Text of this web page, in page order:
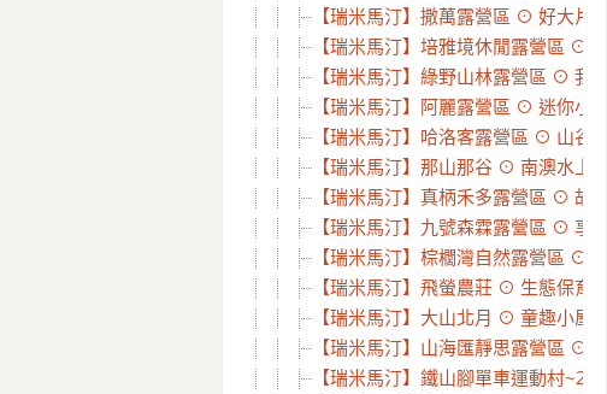
【瑞米馬汀】撒萬露營區 ⊙ 好大片
【瑞米馬汀】培雅境休閒露營區 ⊙
【瑞米馬汀】綠野山林露營區 ⊙ 我
【瑞米馬汀】阿麗露營區 ⊙ 迷你小
【瑞米馬汀】哈洛客露營區 ⊙ 山谷
【瑞米馬汀】那山那谷 ⊙ 南澳水上
【瑞米馬汀】真柄禾多露營區 ⊙ 故
【瑞米馬汀】九號森霖露營區 ⊙ 享
【瑞米馬汀】棕櫚灣自然露營區 ⊙
【瑞米馬汀】飛螢農莊 ⊙ 生態保育
【瑞米馬汀】大山北月 ⊙ 童趣小屋
【瑞米馬汀】山海匯靜思露營區 ⊙
【瑞米馬汀】鐵山腳單車運動村~2